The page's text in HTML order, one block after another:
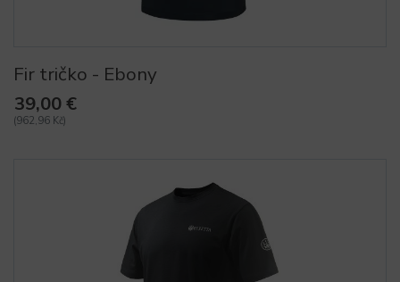
Fir tričko - Ebony
39,00 €
(962,96 Kč)